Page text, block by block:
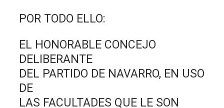
POR TODO ELLO:
EL HONORABLE CONCEJO
DELIBERANTE
DEL PARTIDO DE NAVARRO, EN USO
DE
LAS FACULTADES QUE LE SON